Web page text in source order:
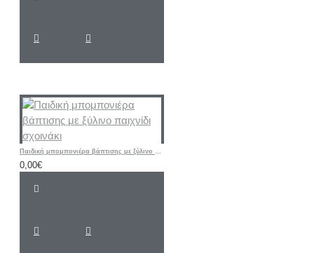
Παιδική μπομπονιέρα βάπτισης με ξύλινο παιχνίδι σχοινάκι
0,00€